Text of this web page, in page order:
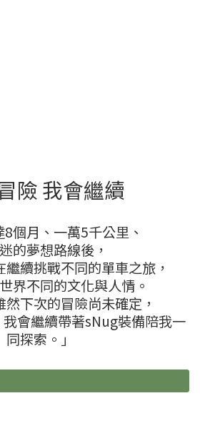
險 我會繼續
個月、一萬5千公里、
的夢想路線後，
續挑戰不同的單車之旅，
界不同的文化與人情。
下次的冒險尚未確定，
會繼續帶著sNug裝備陪我一
同探索。」